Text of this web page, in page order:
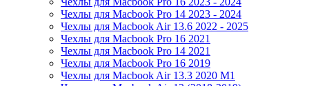
Чехлы для Macbook Pro 14 2023 - 2024
Чехлы для Macbook Air 13.6 2022 - 2025
Чехлы для Macbook Pro 16 2021
Чехлы для Macbook Pro 14 2021
Чехлы для Macbook Pro 16 2019
Чехлы для Macbook Air 13.3 2020 M1